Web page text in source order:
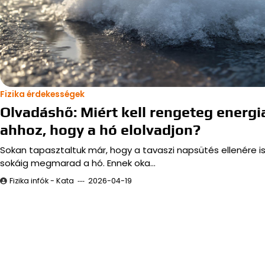
Fizika érdekességek
Olvadáshő: Miért kell rengeteg
ahhoz, hogy a hó elolvadjon?
Sokan tapasztaltuk már, hogy a tavaszi napsütés ellenére is
sokáig megmarad a hó. Ennek oka…
Fizika infók - Kata 2026-04-19